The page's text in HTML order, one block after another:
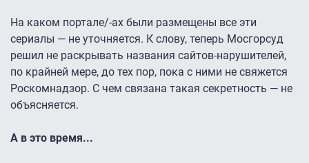
На каком портале/-ах были размещены все эти
сериалы — не уточняется. К слову, теперь Мосгорсуд
решил не раскрывать названия сайтов-нарушителей,
по крайней мере, до тех пор, пока с ними не свяжется
Роскомнадзор. С чем связана такая секретность — не
объясняется.
А в это время...